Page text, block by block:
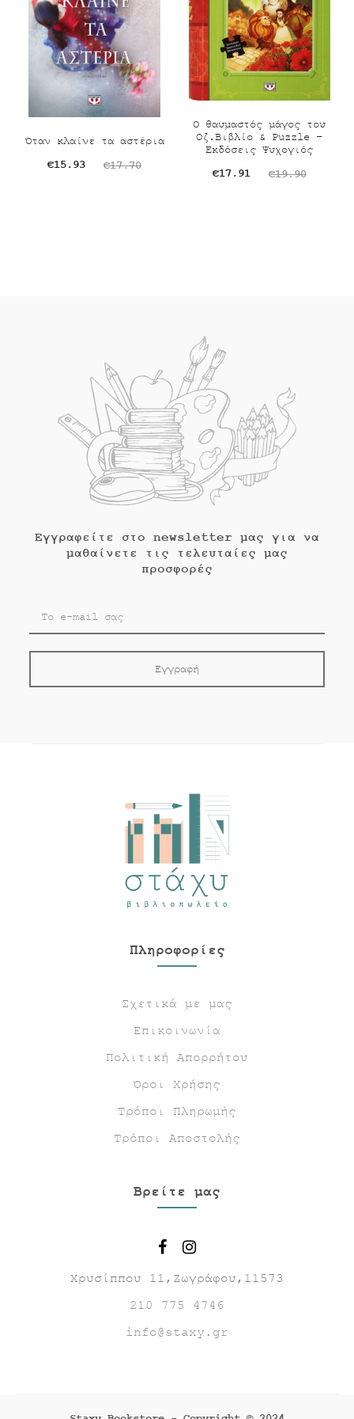
Όταν κλαίνε τα αστέρια
€17.70
Original
€15.93
Η
Ο θαυμαστός μάγος του
Οζ.Βιβλίο & Puzzle –
Εκδόσεις Ψυχογιός
€19.90
Original
€17.91
Η
Εγγραφείτε στο newsletter μας για να
μαθαίνετε τις τελευταίες μας
προσφορές
Πληροφορίες
Σχετικά με μας
Επικοινωνία
Πολιτική Απορρήτου
Όροι Χρήσης
Τρόποι Πληρωμής
Τρόποι Αποστολής
Βρείτε μας
Χρυσίππου 11,Ζωγράφου,11573
210 775 4746
info@staxy.gr